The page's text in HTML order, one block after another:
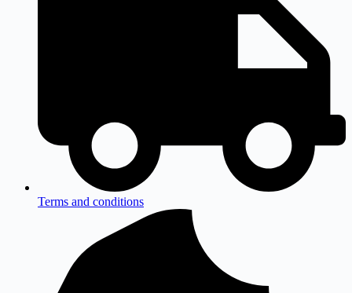
Terms and conditions